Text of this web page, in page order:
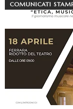
COMUNICATI